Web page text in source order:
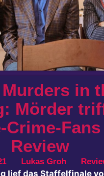
in
Mörder
Crime-Fans
Review
Lukas Groh
lief das Staffelfinale